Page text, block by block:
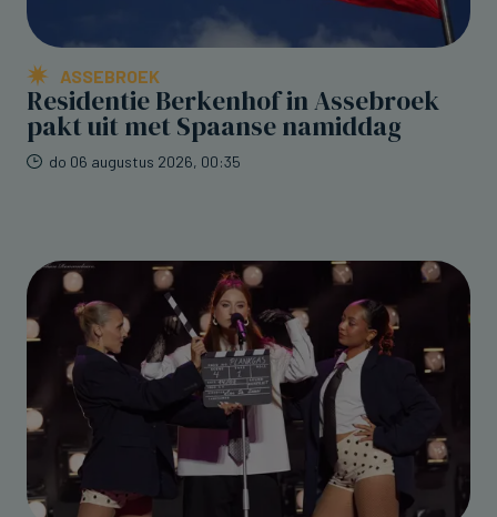
ASSEBROEK
Residentie Berkenhof in Assebroek
pakt uit met Spaanse namiddag
do 06 augustus 2026, 00:35